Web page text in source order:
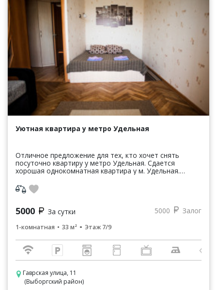
Уютная квартира у метро Удельная
Отличное предложение для тех, кто хочет снять
посуточно квартиру у метро Удельная. Сдается
хорошая однокомнатная квартира у м. Удельная.
Сосновка, ...
5000 За сутки 5000 Залог
1-комнатная 33 м² Этаж 7/9
Гаврская улица, 11
(Выборгский район)